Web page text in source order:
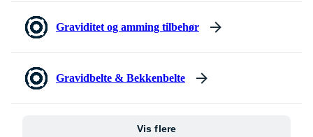
Graviditet og amming tilbehør
Gravidbelte & Bekkenbelte
Vis flere